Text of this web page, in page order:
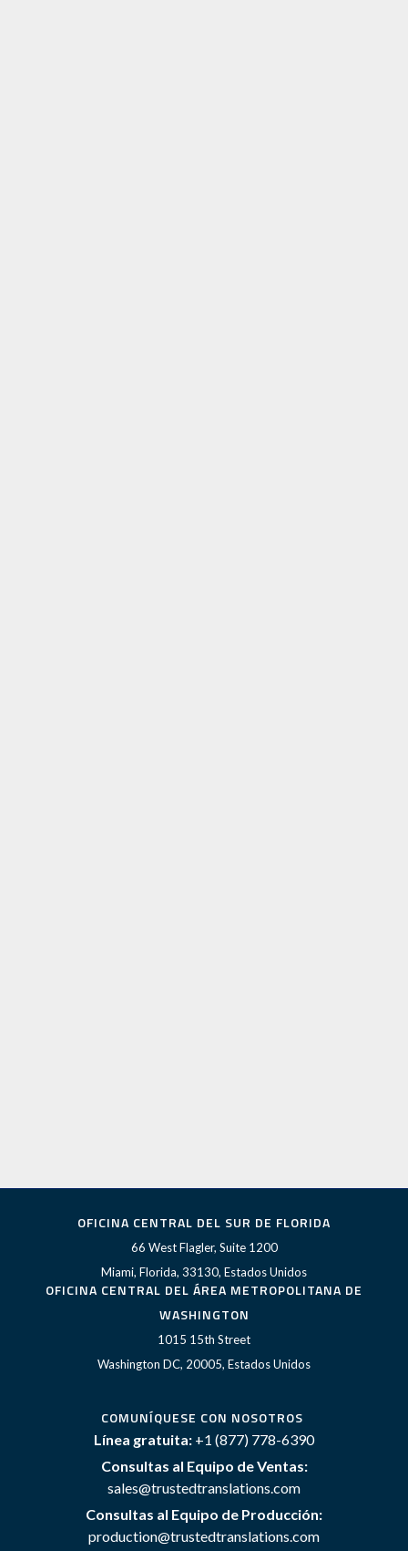
OFICINA CENTRAL DEL SUR DE FLORIDA
66 West Flagler, Suite 1200
Miami, Florida, 33130, Estados Unidos
OFICINA CENTRAL DEL ÁREA METROPOLITANA DE
WASHINGTON
1015 15th Street
Washington DC, 20005, Estados Unidos
COMUNÍQUESE CON NOSOTROS
Línea gratuita: +1 (877) 778-6390
Consultas al Equipo de Ventas:
sales@trustedtranslations.com
Consultas al Equipo de Producción:
production@trustedtranslations.com